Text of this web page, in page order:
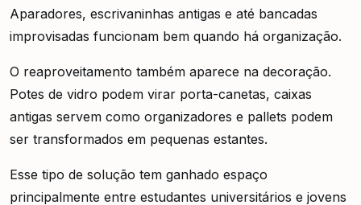
Aparadores, escrivaninhas antigas e até bancadas
improvisadas funcionam bem quando há organização.
O reaproveitamento também aparece na decoração.
Potes de vidro podem virar porta-canetas, caixas
antigas servem como organizadores e pallets podem
ser transformados em pequenas estantes.
Esse tipo de solução tem ganhado espaço
principalmente entre estudantes universitários e jovens